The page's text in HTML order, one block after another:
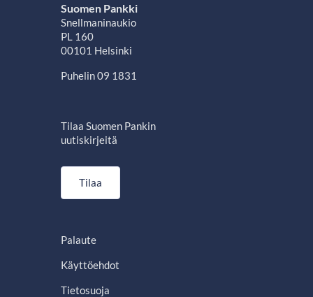
Suomen Pankki
Snellmaninaukio
PL 160
00101 Helsinki
Puhelin 09 1831
Tilaa Suomen Pankin
uutiskirjeitä
Tilaa
Palaute
Käyttöehdot
Tietosuoja